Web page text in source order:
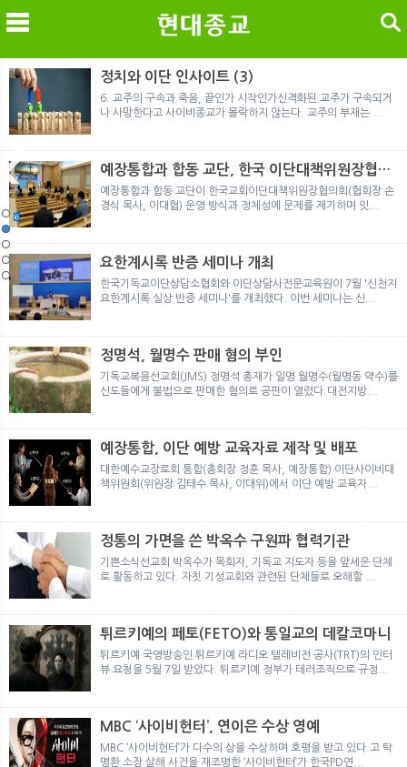
메 검
노르웨이 재판이 남긴 흔적
정통의 가면을 쓴 박옥수 구원파 협력기관
일본 통일교, 해산명령 이후 본격적인 청산 절차 돌입
여호와의 증인 2세와 학교생활
「현대종교」, 주님의교회 민사소송에 승소
노르웨이 재판이 남긴 흔적
정통의 가면을 쓴 박옥수 구원파 협력기관
정치와 이단 인사이트 (3)
6. 교주의 구속과 죽음, 끝인가 시작인가신격화된 교주가 구속되거
나 사망한다고 사이비종교가 몰락하지 않는다. 교주의 부재는 ...
예장통합과 합동 교단, 한국 이단대책위원장협의
회 탈퇴
예장통합과 합동 교단이 한국교회이단대책위원장협의회(협회장 손
경식 목사, 이대협) 운영 방식과 정체성에 문제를 제기하며 잇...
요한계시록 반증 세미나 개최
한국기독교이단상담소협회와 이단상담사전문교육원이 7월 '신천지
요한계시록 실상 반증 세미나'를 개최했다. 이번 세미나는 신...
정명석, 월명수 판매 혐의 부인
기독교복음선교회(JMS) 정명석 총재가 일명 월명수(월명동 약수)를
신도들에게 불법으로 판매한 혐의로 공판이 열렸다.대전지방...
예장통합, 이단 예방 교육자료 제작 및 배포
대한예수교장로회 통합(총회장 정훈 목사, 예장통합) 이단사이비대
책위원회(위원장 김태수 목사, 이대위)에서 이단 예방 교육자...
정통의 가면을 쓴 박옥수 구원파 협력기관
기쁜소식선교회 박옥수가 목회자, 기독교 지도자 등을 앞세운 단체
로 활동하고 있다. 자칫 기성교회와 관련된 단체들로 오해할 ...
튀르키예의 페토(FETO)와 통일교의 데칼코마니
튀르키예 국영방송인 튀르키예 라디오 텔레비전 공사(TRT)의 인터
뷰 요청을 5월 7일 받았다. 튀르키예 정부가 테러조직으로 규정...
MBC ‘사이비헌터’, 연이은 수상 영예
MBC ‘사이비헌터’가 다수의 상을 수상하며 호평을 받고 있다.고 탁
명환 소장 살해 사건을 재조명한 ‘사이비헌터’가 한국PD연...